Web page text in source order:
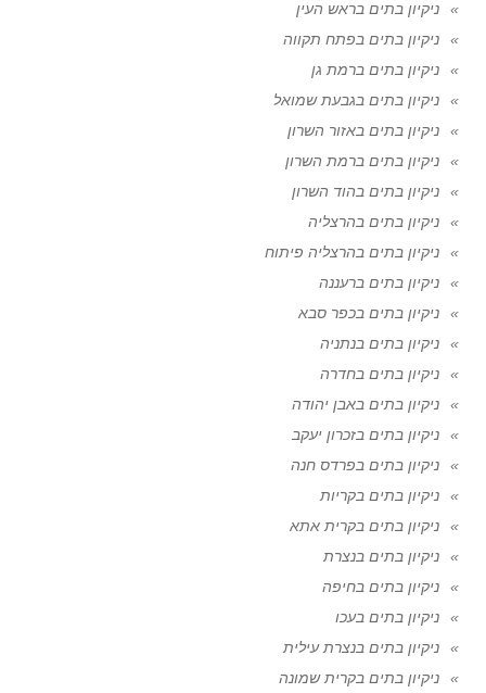
ניקיון בתים בראש העין
ניקיון בתים בפתח תקווה
ניקיון בתים ברמת גן
ניקיון בתים בגבעת שמואל
ניקיון בתים באזור השרון
ניקיון בתים ברמת השרון
ניקיון בתים בהוד השרון
ניקיון בתים בהרצליה
ניקיון בתים בהרצליה פיתוח
ניקיון בתים ברעננה
ניקיון בתים בכפר סבא
ניקיון בתים בנתניה
ניקיון בתים בחדרה
ניקיון בתים באבן יהודה
ניקיון בתים בזכרון יעקב
ניקיון בתים בפרדס חנה
ניקיון בתים בקריות
ניקיון בתים בקרית אתא
ניקיון בתים בנצרת
ניקיון בתים בחיפה
ניקיון בתים בעכו
ניקיון בתים בנצרת עילית
ניקיון בתים בקרית שמונה